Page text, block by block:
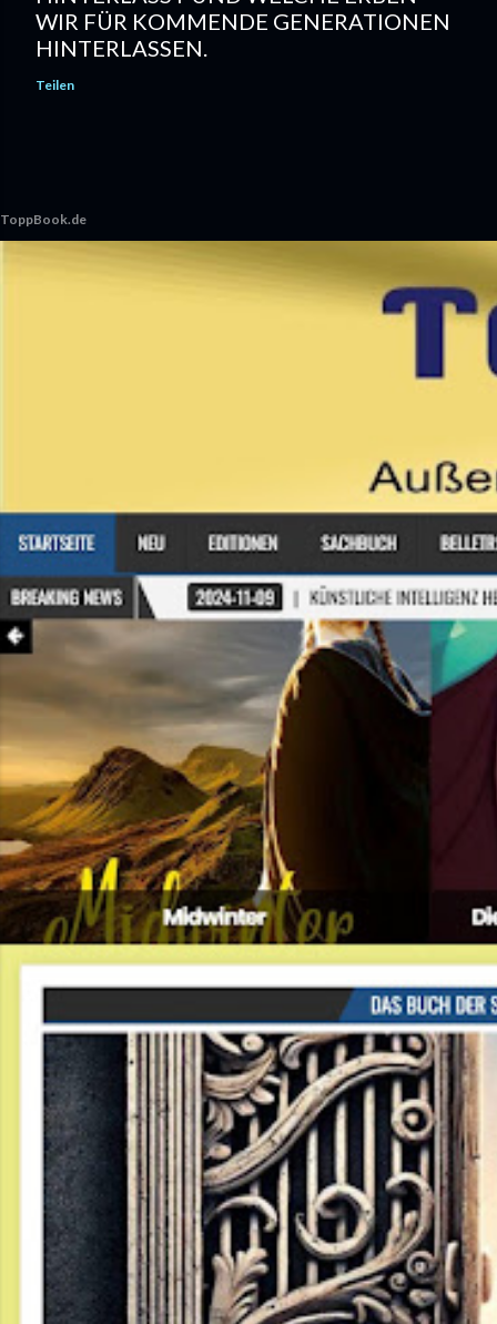
WIR FÜR KOMMENDE GENERATIONEN
HINTERLASSEN.
Teilen
ToppBook.de